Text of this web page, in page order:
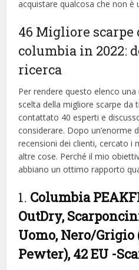
acquistare qualcosa che non è
46 Migliore
columbia in 2022:
ricerca
Per rendere questo elenco
scelta della migliore scarpe da
contattato 40 esperti e
considerare. Dopo un’enorme
recensioni dei clienti, cercato i
altre cose. Perché il mio
abbiano un ottimo rapporto
1. Columbia
OutDry,
Uomo, Nero/Grigio
Pewter), 42 EU -